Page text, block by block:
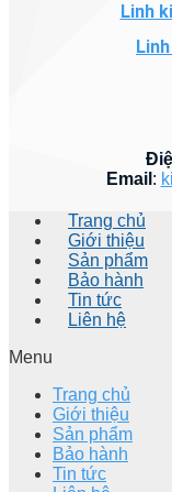
Linh
Email :
Trang chủ
Giới thiệu
Sản phẩm
Bảo hành
Tin tức
Liên hệ
Menu
Trang chủ
Giới thiệu
Sản phẩm
Bảo hành
Tin tức